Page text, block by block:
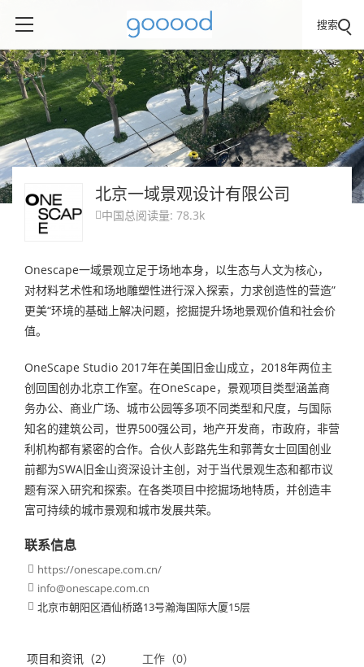
搜索
项目和资讯（2） 工作（0）
北京一域景观设计有限公司
 中国总阅读量: 78.3k
Onescape一域景观立足于场地本身，以生态与人文为核心，
对材料艺术性和场地雕塑性进行深入探索，力求创造性的营造”
更美“环境的基础上解决问题，挖掘提升场地景观价值和社会价
值。
OneScape Studio 2017年在美国旧金山成立，2018年两位主
创回国创办北京工作室。在OneScape，景观项目类型涵盖商
务办公、商业广场、城市公园等多项不同类型和尺度，与国际
知名的建筑公司，世界500强公司，地产开发商，市政府，非营
利机构都有紧密的合作。合伙人彭路先生和郭菁女士回国创业
前都为SWA旧金山资深设计主创，对于当代景观生态和都市议
题有深入研究和探索。在各类项目中挖掘场地特质，并创造丰
富可持续的城市景观和城市发展共荣。
联系信息
 https://onescape.com.cn/
 info@onescape.com.cn
 北京市朝阳区酒仙桥路13号瀚海国际大厦15层